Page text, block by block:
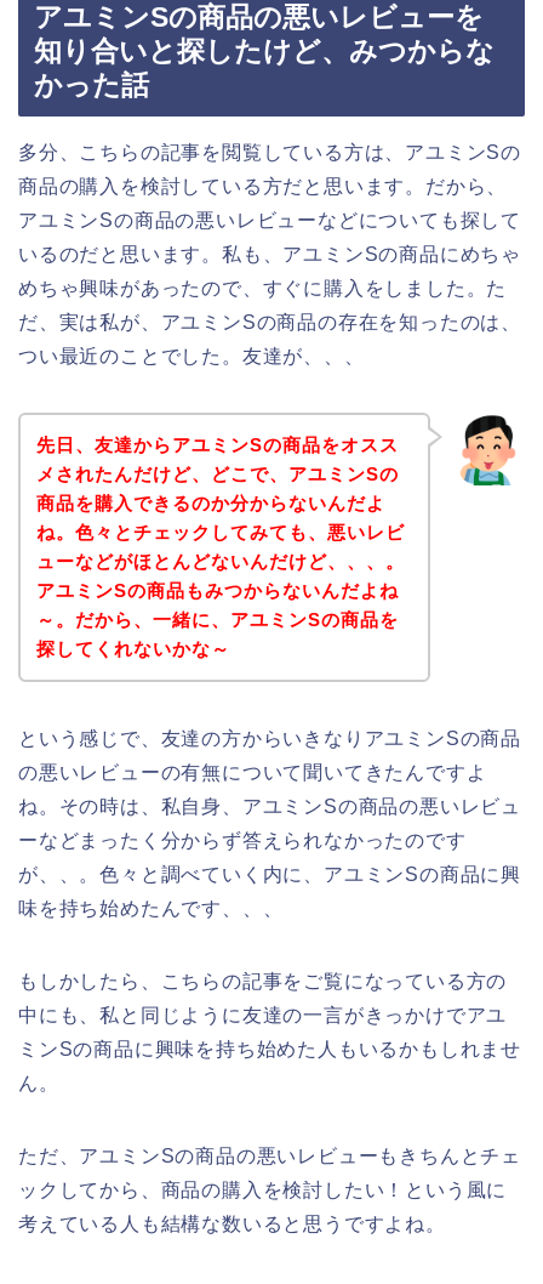
アユミンSの商品の悪いレビューを
知り合いと探したけど、みつからな
かった話
多分、こちらの記事を閲覧している方は、アユミンSの
商品の購入を検討している方だと思います。だから、
アユミンSの商品の悪いレビューなどについても探して
いるのだと思います。私も、アユミンSの商品にめちゃ
めちゃ興味があったので、すぐに購入をしました。た
だ、実は私が、アユミンSの商品の存在を知ったのは、
つい最近のことでした。友達が、、、
先日、友達からアユミンSの商品をオスス
メされたんだけど、どこで、アユミンSの
商品を購入できるのか分からないんだよ
ね。色々とチェックしてみても、悪いレビ
ューなどがほとんどないんだけど、、、。
アユミンSの商品もみつからないんだよね
～。だから、一緒に、アユミンSの商品を
探してくれないかな～
という感じで、友達の方からいきなりアユミンSの商品
の悪いレビューの有無について聞いてきたんですよ
ね。その時は、私自身、アユミンSの商品の悪いレビュ
ーなどまったく分からず答えられなかったのです
が、、。色々と調べていく内に、アユミンSの商品に興
味を持ち始めたんです、、、
もしかしたら、こちらの記事をご覧になっている方の
中にも、私と同じように友達の一言がきっかけでアユ
ミンSの商品に興味を持ち始めた人もいるかもしれませ
ん。
ただ、アユミンSの商品の悪いレビューもきちんとチェ
ックしてから、商品の購入を検討したい！という風に
考えている人も結構な数いると思うですよね。